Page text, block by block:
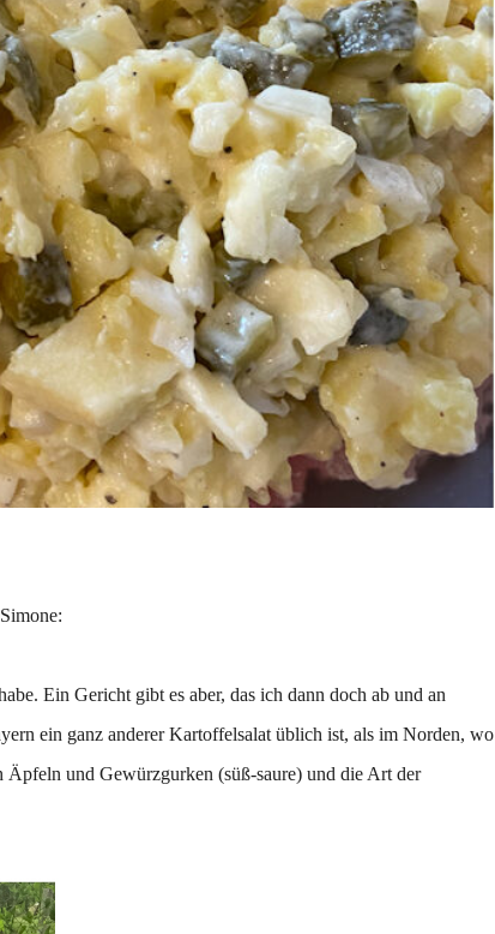
Ein Gericht gibt es aber, das ich dann doch ab und an
ein ganz anderer Kartoffelsalat üblich ist, als im Norden, wo
und Gewürzgurken (süß-saure) und die Art der